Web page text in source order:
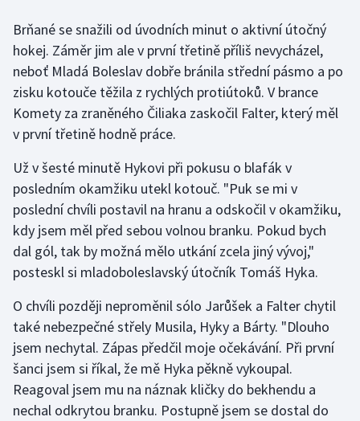
Futsal
Golf
Gymnastika
Házená
Jezdectví
Judo
Krasobruslení
Lyže a snowboard
Moderní pětiboj
Motorsport
Brňané se snažili od úvodních minut o aktivní útočný
hokej. Záměr jim ale v první třetině příliš nevycházel,
neboť Mladá Boleslav dobře bránila střední pásmo a po
zisku kotouče těžila z rychlých protiútoků. V brance
Komety za zraněného Čiliaka zaskočil Falter, který měl
v první třetině hodně práce.
Už v šesté minutě Hykovi při pokusu o blafák v
posledním okamžiku utekl kotouč. "Puk se mi v
poslední chvíli postavil na hranu a odskočil v okamžiku,
kdy jsem měl před sebou volnou branku. Pokud bych
dal gól, tak by možná mělo utkání zcela jiný vývoj,"
posteskl si mladoboleslavský útočník Tomáš Hyka.
O chvíli později neproměnil sólo Jarůšek a Falter chytil
také nebezpečné střely Musila, Hyky a Bárty. "Dlouho
jsem nechytal. Zápas předčil moje očekávání. Při první
šanci jsem si říkal, že mě Hyka pěkně vykoupal.
Reagoval jsem mu na náznak kličky do bekhendu a
nechal odkrytou branku. Postupně jsem se dostal do